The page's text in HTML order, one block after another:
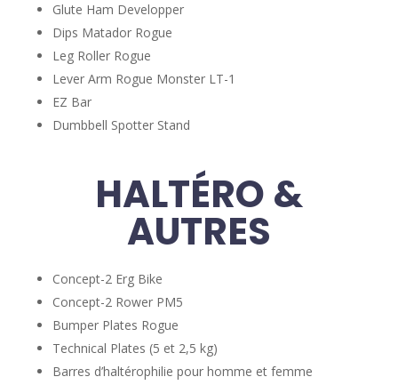
Glute Ham Developper
Dips Matador Rogue
Leg Roller Rogue
Lever Arm Rogue Monster LT-1
EZ Bar
Dumbbell Spotter Stand
HALTÉRO &
AUTRES
Concept-2 Erg Bike
Concept-2 Rower PM5
Bumper Plates Rogue
Technical Plates (5 et 2,5 kg)
Barres d’haltérophilie pour homme et femme